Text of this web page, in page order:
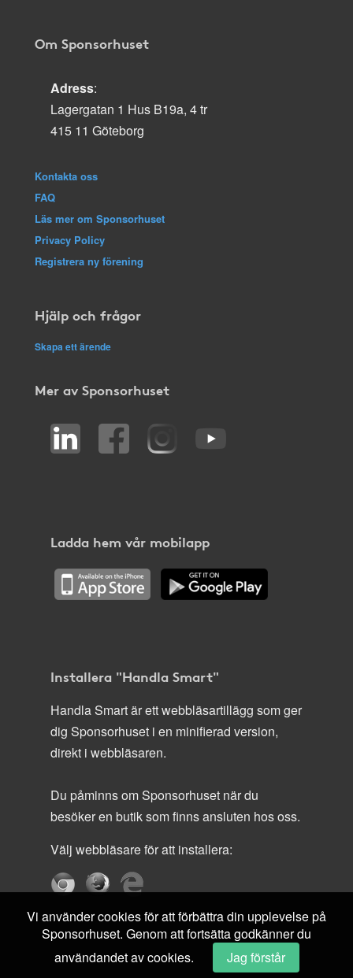
Om Sponsorhuset
Adress:
Lagergatan 1 Hus B19a, 4 tr
415 11 Göteborg
Kontakta oss
FAQ
Läs mer om Sponsorhuset
Privacy Policy
Registrera ny förening
Hjälp och frågor
Skapa ett ärende
Mer av Sponsorhuset
Ladda hem vår mobilapp
Installera "Handla Smart"
Handla Smart är ett webbläsartillägg som ger
dig Sponsorhuset i en minifierad version,
direkt i webbläsaren.
Du påminns om Sponsorhuset när du
besöker en butik som finns ansluten hos oss.
Välj webbläsare för att installera:
Vi använder cookies för att förbättra din upplevelse på
Sponsorhuset. Genom att fortsätta godkänner du
användandet av cookies.
Jag förstår